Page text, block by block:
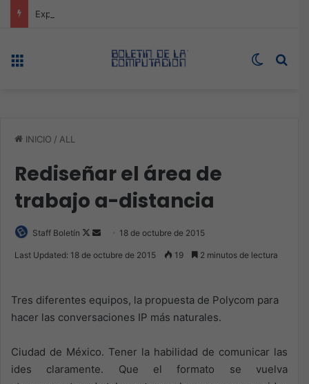
Switch
INICIO / ALL
Rediseñar el área de
trabajo a-distancia
Staff Boletín
Follow
Send 18 de octubre de 2015
Last Updated: 18 de octubre de 2015 19 2 minutos de lectura
Tres diferentes equipos, la propuesta de Polycom para
hacer las conversaciones IP más naturales.
Ciudad de México. Tener la habilidad de comunicar las
ides claramente. Que el formato se vuelva